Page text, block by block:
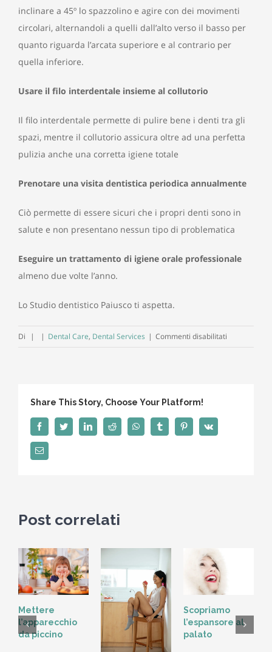
inclinare a 45º lo spazzolino e agire con dei movimenti
circolari, alternandoli a quelli dall’alto verso il basso per
quanto riguarda l’arcata superiore e al contrario per
quella inferiore.
Usare il filo interdentale insieme al collutorio
Il filo interdentale permette di pulire bene i denti tra gli
spazi, mentre il collutorio assicura oltre ad una perfetta
pulizia anche una corretta igiene totale
Prenotare una visita dentistica periodica annualmente
Ciò permette di essere sicuri che i propri denti sono in
salute e non presentano nessun tipo di problematica
Eseguire un trattamento di igiene orale professionale
almeno due volte l’anno.
Lo Studio dentistico Paiusco ti aspetta.
Di | | Dental Care, Dental Services | Commenti disabilitati
Share This Story, Choose Your Platform!
FacebookTwitterLinkedInRedditWhatsAppTumblr PinterestVk
Email
Post correlati
Mettere
l’apparecchio
da piccino
Scopriamo
l’espansore al
palato